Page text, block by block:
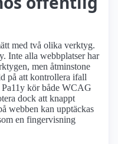
med två olika verktyg.
Inte alla webbplatser har
men åtminstone
på att kontrollera ifall
kör både WCAG
dock att knappt
webben kan upptäckas
en fingervisning